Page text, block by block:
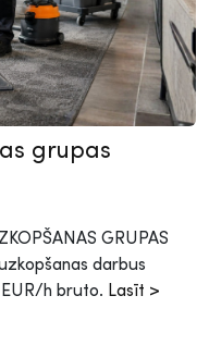
grupas
GRUPAS
darbus
h bruto. Lasīt >